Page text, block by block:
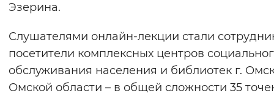
Эзерина.
Слушателями онлайн-лекции стали
посетители комплексных центров
обслуживания населения и библиотек г.
Омской области – в общей сложности 35